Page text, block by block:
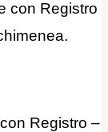
con Registro
Registro –